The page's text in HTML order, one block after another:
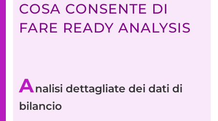
COSA CONSENTE DI
FARE READY ANALYSIS
Analisi dettagliate dei dati di
bilancio